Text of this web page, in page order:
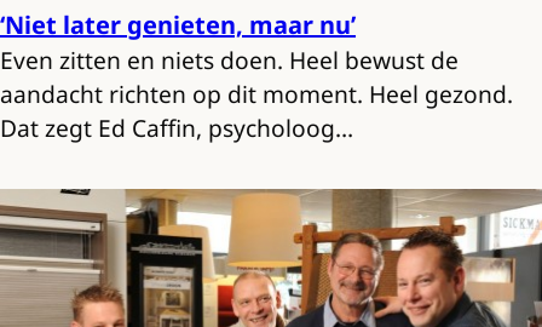
‘Niet later genieten, maar nu’
Even zitten en niets doen. Heel bewust de
aandacht richten op dit moment. Heel gezond.
Dat zegt Ed Caffin, psycholoog…